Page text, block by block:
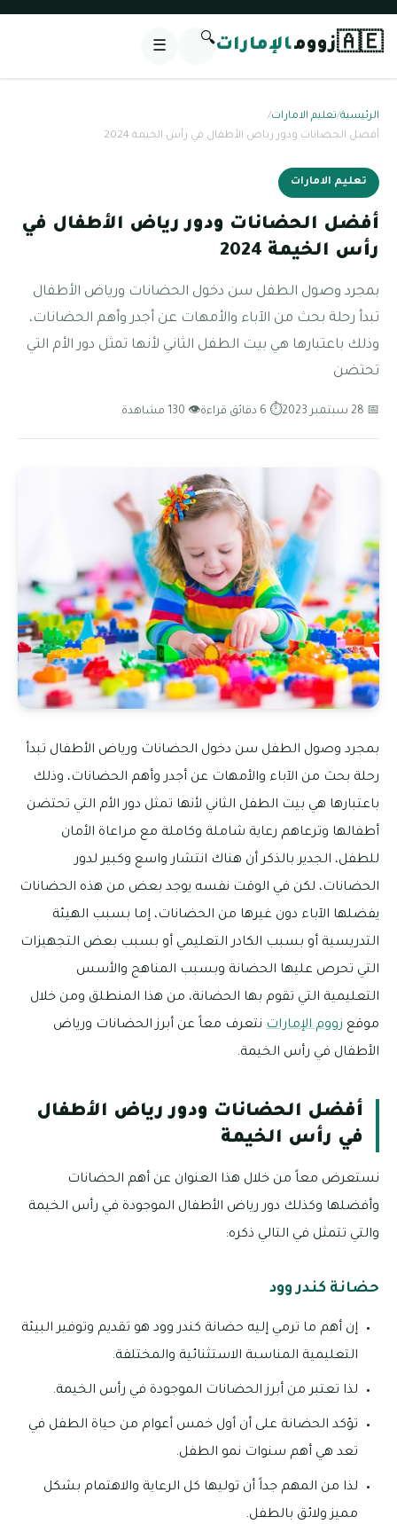
🇦🇪زوومالإمارات🔍
☰
الرئيسية/تعليم الامارات/
أفضل الحضانات ودور رياض الأطفال في رأس الخيمة 2024
تعليم الامارات
أفضل الحضانات ودور رياض الأطفال في
رأس الخيمة 2024
بمجرد وصول الطفل سن دخول الحضانات ورياض الأطفال
تبدأ رحلة بحث من الآباء والأمهات عن أجدر وأهم الحضانات،
وذلك باعتبارها هي بيت الطفل الثاني لأنها تمثل دور الأم التي
تحتضن
📅 28 سبتمبر 2023 ⏱ 6 دقائق قراءة 👁 130 مشاهدة
بمجرد وصول الطفل سن دخول الحضانات ورياض الأطفال تبدأ
رحلة بحث من الآباء والأمهات عن أجدر وأهم الحضانات، وذلك
باعتبارها هي بيت الطفل الثاني لأنها تمثل دور الأم التي تحتضن
أطفالها وترعاهم رعاية شاملة وكاملة مع مراعاة الأمان
للطفل، الجدير بالذكر أن هناك انتشار واسع وكبير لدور
الحضانات، لكن في الوقت نفسه يوجد بعض من هذه الحضانات
يفضلها الآباء دون غيرها من الحضانات، إما بسبب الهيئة
التدريسية أو بسبب الكادر التعليمي أو بسبب بعض التجهيزات
التي تحرص عليها الحضانة وبسبب المناهج والأسس
التعليمية التي تقوم بها الحضانة، من هذا المنطلق ومن خلال
موقع زووم الإمارات نتعرف معاً عن أبرز الحضانات ورياض
الأطفال في رأس الخيمة.
أفضل الحضانات ودور رياض الأطفال
في رأس الخيمة
نستعرض معاً من خلال هذا العنوان عن أهم الحضانات
وأفضلها وكذلك دور رياض الأطفال الموجودة في رأس الخيمة
والتي تتمثل في التالي ذكره:
حضانة كندر وود
إن أهم ما ترمي إليه حضانة كندر وود هو تقديم وتوفير البيئة
التعليمية المناسبة الاستثنائية والمختلفة.
لذا تعتبر من أبرز الحضانات الموجودة في رأس الخيمة.
تؤكد الحضانة على أن أول خمس أعوام من حياة الطفل في
تعد هي أهم سنوات نمو الطفل.
لذا من المهم جداً أن توليها كل الرعاية والاهتمام بشكل
مميز ولائق بالطفل.